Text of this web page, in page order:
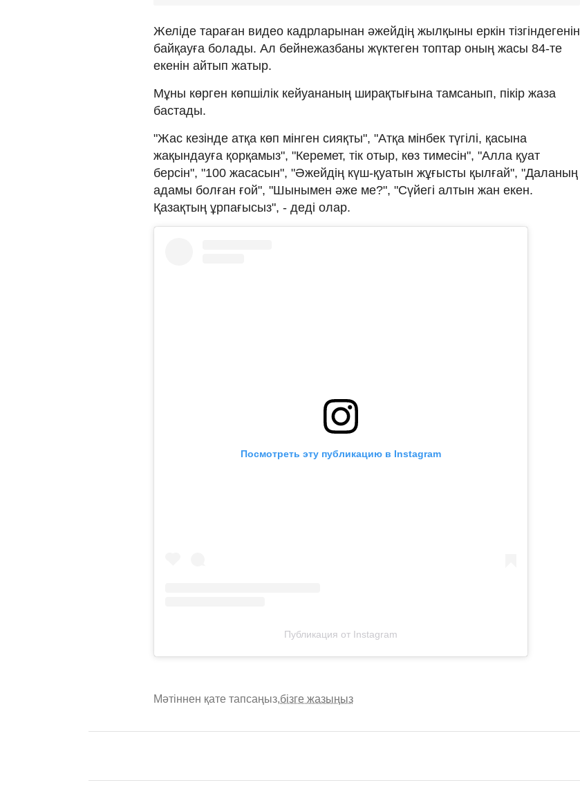
Желіде тараған видео кадрларынан әжейдің жылқыны еркін тізгіндегенін
байқауға болады. Ал бейнежазбаны жүктеген топтар оның жасы 84-те
екенін айтып жатыр.
Мұны көрген көпшілік кейуананың ширақтығына тамсанып, пікір жаза
бастады.
"Жас кезінде атқа көп мінген сияқты", "Атқа мінбек түгілі, қасына
жақындауға қорқамыз", "Керемет, тік отыр, көз тимесін", "Алла қуат
берсін", "100 жасасын", "Әжейдің күш-қуатын жұғысты қылғай", "Даланың
адамы болған ғой", "Шынымен әже ме?", "Сүйегі алтын жан екен.
Қазақтың ұрпағысыз", - деді олар.
Посмотреть эту публикацию в Instagram
Публикация от Instagram
Мәтіннен қате тапсаңыз,бізге жазыңыз